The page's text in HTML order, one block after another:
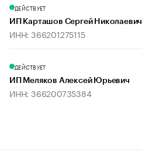
ДЕЙСТВУЕТ
ИП Карташов Сергей Николаевич
ИНН: 366201275115
ДЕЙСТВУЕТ
ИП Меляков Алексей Юрьевич
ИНН: 366200735384